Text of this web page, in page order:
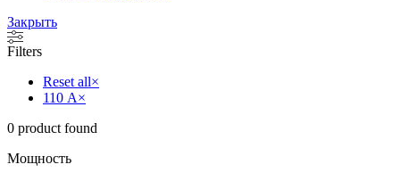
Закрыть
Filters
Reset all×
110 А×
0 product found
Мощность